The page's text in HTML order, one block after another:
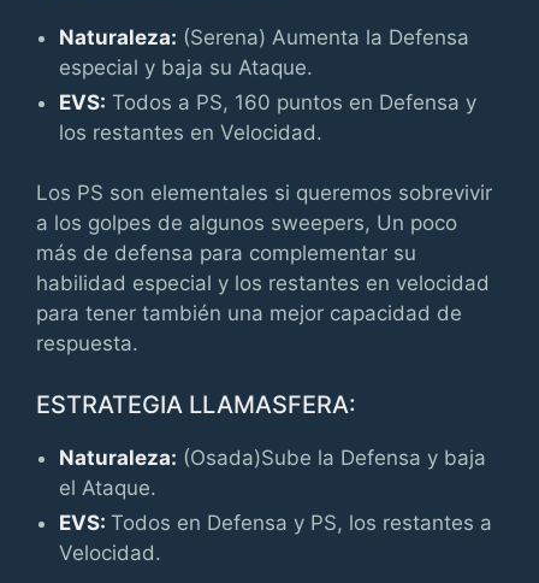
Naturaleza: (Serena) Aumenta la Defensa
especial y baja su Ataque.
EVS: Todos a PS, 160 puntos en Defensa y
los restantes en Velocidad.
Los PS son elementales si queremos sobrevivir
a los golpes de algunos sweepers, Un poco
más de defensa para complementar su
habilidad especial y los restantes en velocidad
para tener también una mejor capacidad de
respuesta.
ESTRATEGIA LLAMASFERA:
Naturaleza: (Osada)Sube la Defensa y baja
el Ataque.
EVS:Todos en Defensa y PS, los restantes a
Velocidad.